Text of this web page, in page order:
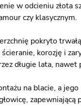
w odcieniu złota
czy klasycznym.
pokryto
korozję i
długie lata, nawet
na blacie, a